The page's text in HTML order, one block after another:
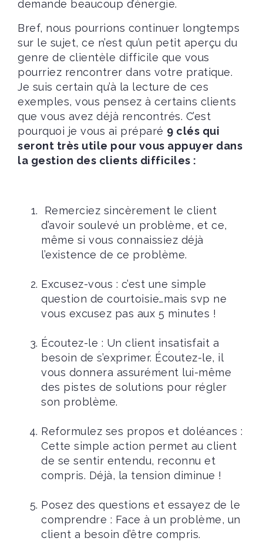
demande beaucoup d’énergie.
Bref, nous pourrions continuer longtemps
sur le sujet, ce n’est qu’un petit aperçu du
genre de clientèle difficile que vous
pourriez rencontrer dans votre pratique.
Je suis certain qu’à la lecture de ces
exemples, vous pensez à certains clients
que vous avez déjà rencontrés. C’est
pourquoi je vous ai préparé 9 clés qui
seront très utile pour vous appuyer dans
la gestion des clients difficiles :
Remerciez sincèrement le client
d’avoir soulevé un problème, et ce,
même si vous connaissiez déjà
l’existence de ce problème.
Excusez-vous : c’est une simple
question de courtoisie…mais svp ne
vous excusez pas aux 5 minutes !
Écoutez-le : Un client insatisfait a
besoin de s’exprimer. Écoutez-le, il
vous donnera assurément lui-même
des pistes de solutions pour régler
son problème.
Reformulez ses propos et doléances :
Cette simple action permet au client
de se sentir entendu, reconnu et
compris. Déjà, la tension diminue !
Posez des questions et essayez de le
comprendre : Face à un problème, un
client a besoin d’être compris.